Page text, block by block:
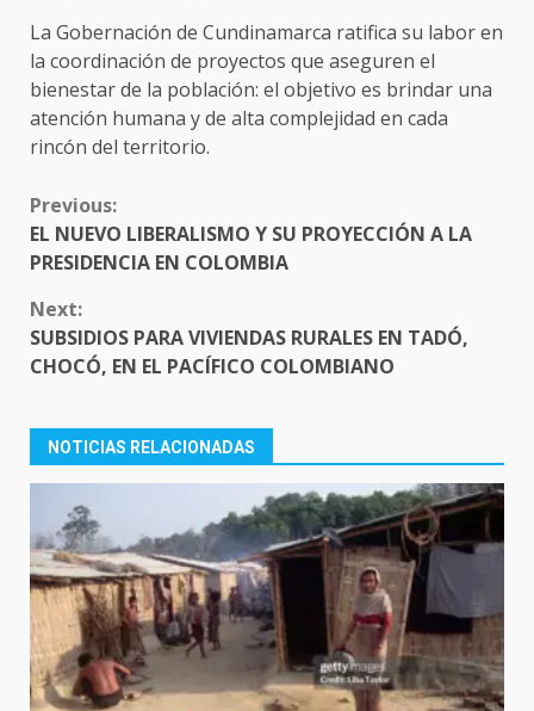
La Gobernación de Cundinamarca ratifica su labor en
la coordinación de proyectos que aseguren el
bienestar de la población: el objetivo es brindar una
atención humana y de alta complejidad en cada
rincón del territorio.
CONTINUE
READING
Previous:
EL NUEVO LIBERALISMO Y SU PROYECCIÓN A LA
PRESIDENCIA EN COLOMBIA
Next:
SUBSIDIOS PARA VIVIENDAS RURALES EN TADÓ,
CHOCÓ, EN EL PACÍFICO COLOMBIANO
NOTICIAS RELACIONADAS